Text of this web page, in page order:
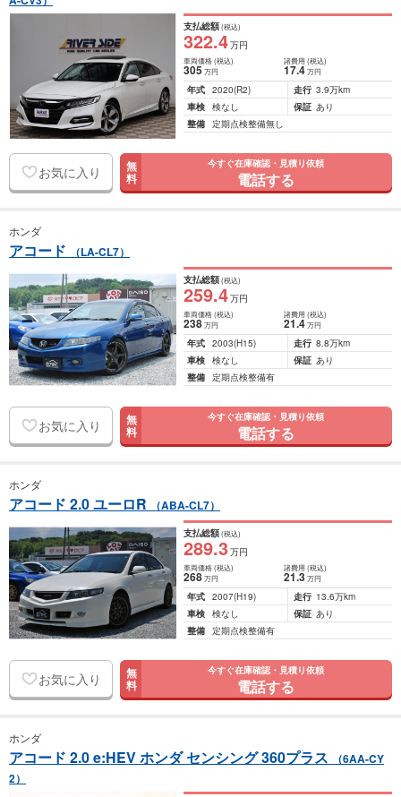
支払総額(税込)
322.4万円
車両価格(税込)
305万円
諸費用 (税込)
17.4 万円
年式 2020(R2) 走行 3.9万km
車検 検なし 保証 あり
整備 定期点検整備無し
お気に入り 無
料
今すぐ在庫確認・見積り依頼
電話する
ホンダ
アコード （LA-CL7）
支払総額(税込)
259.4万円
車両価格(税込)
238万円
諸費用 (税込)
21.4 万円
年式 2003(H15) 走行 8.8万km
車検 検なし 保証 あり
整備 定期点検整備有
お気に入り 無
料
今すぐ在庫確認・見積り依頼
電話する
ホンダ
アコード 2.0 ユーロR （ABA-CL7）
支払総額(税込)
289.3万円
車両価格(税込)
268万円
諸費用 (税込)
21.3 万円
年式 2007(H19) 走行 13.6万km
車検 検なし 保証 あり
整備 定期点検整備有
お気に入り 無
料
今すぐ在庫確認・見積り依頼
電話する
ホンダ
アコード 2.0 e:HEV ホンダ センシング 360プラス
（6AA-CY
2）